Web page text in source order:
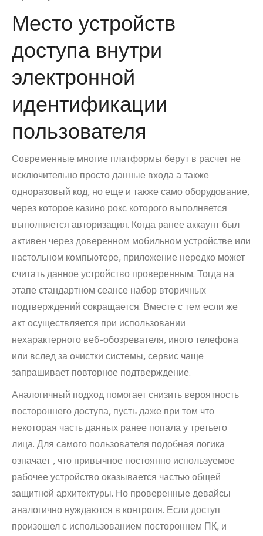
Место устройств
доступа внутри
электронной
идентификации
пользователя
Современные многие платформы берут в расчет не
исключительно просто данные входа а также
одноразовый код, но еще и также само оборудование,
через которое казино рокс которого выполняется
выполняется авторизация. Когда ранее аккаунт был
активен через доверенном мобильном устройстве или
настольном компьютере, приложение нередко может
считать данное устройство проверенным. Тогда на
этапе стандартном сеансе набор вторичных
подтверждений сокращается. Вместе с тем если же
акт осуществляется при использовании
нехарактерного веб-обозревателя, иного телефона
или вслед за очистки системы, сервис чаще
запрашивает повторное подтверждение.
Аналогичный подход помогает снизить вероятность
постороннего доступа, пусть даже при том что
некоторая часть данных ранее попала у третьего
лица. Для самого пользователя подобная логика
означает , что привычное постоянно используемое
рабочее устройство оказывается частью общей
защитной архитектуры. Но проверенные девайсы
аналогично нуждаются в контроля. Если доступ
произошел с использованием постороннем ПК, и